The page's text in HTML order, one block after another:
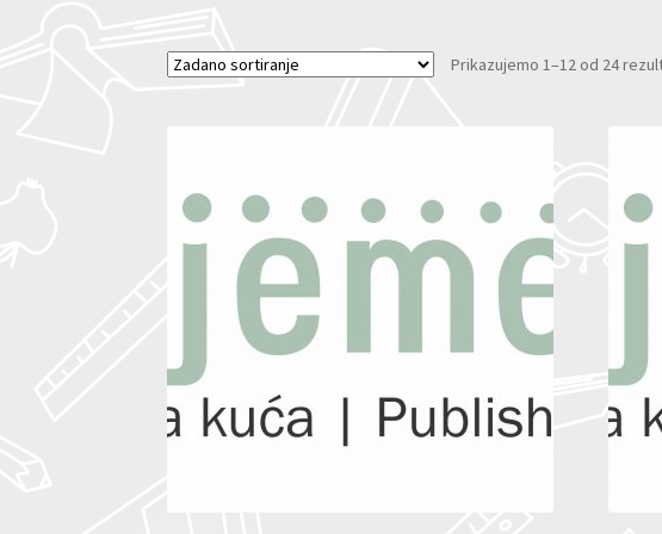
Prikazujemo 1–12 od 24